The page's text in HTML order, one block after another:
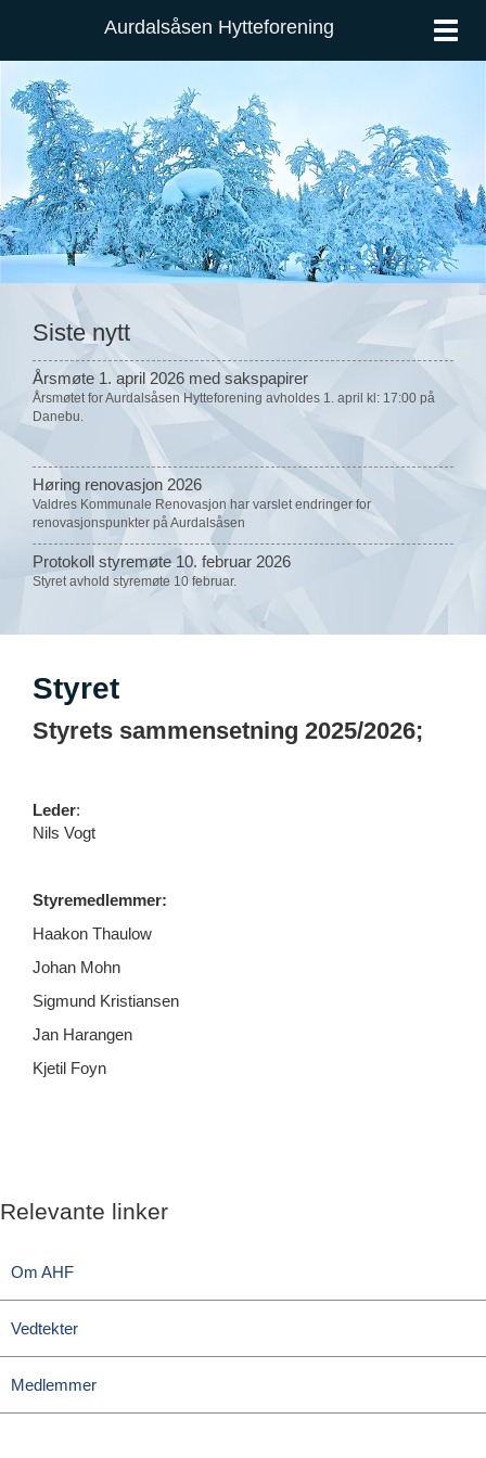
Vis
Aurdalsåsen Hytteforening
Siste nytt
Årsmøte 1. april 2026 med sakspapirer
Årsmøtet for Aurdalsåsen Hytteforening avholdes 1. april kl: 17:00 på
Danebu.
Høring renovasjon 2026
Valdres Kommunale Renovasjon har varslet endringer for
renovasjonspunkter på Aurdalsåsen
Protokoll styremøte 10. februar 2026
Styret avhold styremøte 10 februar.
Styret
Styrets sammensetning 2025/2026;
Leder:
Nils Vogt
Styremedlemmer:
Haakon Thaulow
Johan Mohn
Sigmund Kristiansen
Jan Harangen
Kjetil Foyn
Relevante linker
Om AHF
Vedtekter
Medlemmer